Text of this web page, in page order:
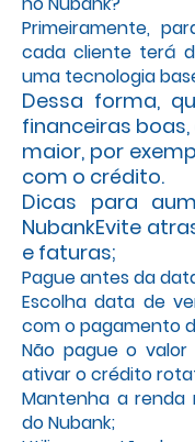
Primeiramente,
cada cliente terá
uma tecnologia
Dessa forma,
financeiras
maior, por
com o crédito.
Dicas para
NubankEvite
e faturas;
Pague antes da
Escolha data de
com o pagamento
Não pague o
ativar o crédito
Mantenha a renda
do Nubank;